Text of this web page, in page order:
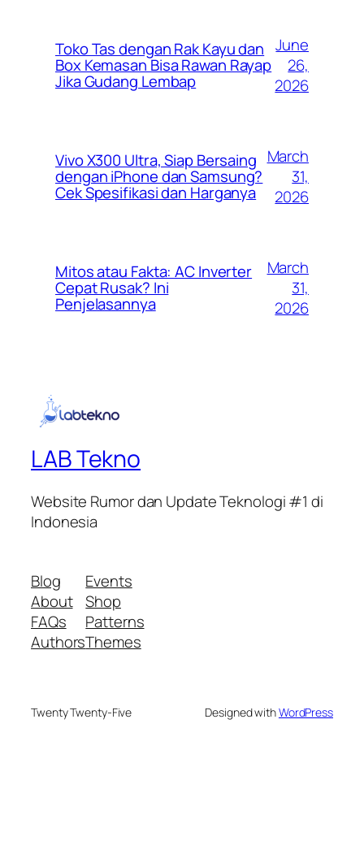
Toko Tas dengan Rak Kayu dan
Box Kemasan Bisa Rawan Rayap
Jika Gudang Lembap
June
26,
2026
Vivo X300 Ultra, Siap Bersaing
dengan iPhone dan Samsung?
Cek Spesifikasi dan Harganya
March
31,
2026
Mitos atau Fakta: AC Inverter
Cepat Rusak? Ini
Penjelasannya
March
31,
2026
LAB Tekno
Website Rumor dan Update Teknologi #1 di
Indonesia
Blog
About
FAQs
Authors
Events
Shop
Patterns
Themes
Twenty Twenty-Five Designed withWordPress